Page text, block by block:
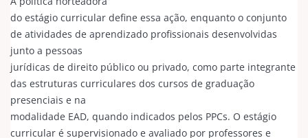
do estágio curricular define essa ação, enquanto o conjunto
de atividades de aprendizado profissionais desenvolvidas
junto a pessoas
jurídicas de direito público ou privado, como parte integrante
das estruturas curriculares dos cursos de graduação
presenciais e na
modalidade EAD, quando indicados pelos PPCs. O estágio
curricular é supervisionado e avaliado por professores e